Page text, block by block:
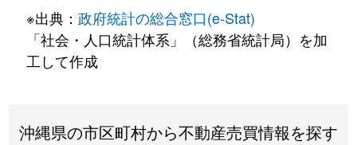
※出典： 政府統計の総合窓口(e-Stat)
「社会・人口統計体系」（総務省統計局）を加
工して作成
沖縄県の市区町村から不動産売買情報を探す